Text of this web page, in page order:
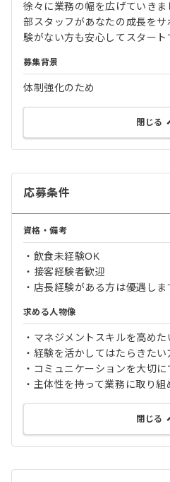
徐々に業務の幅を広げていき
部スタッフがあなたの成長を
験がない方も安心してスタート
募集背景
体制強化のため
閉じる
応募条件
資格・備考
・飲食未経験OK
・接客経験者歓迎
・店長経験がある方は優遇しま
求める人物像
・マネジメントスキルを高めた
・経験を活かしてはたらきたい
・コミュニケーションを大切
・主体性を持って業務に取り組
閉じる